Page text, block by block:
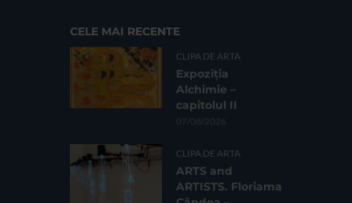
CELE MAI RECENTE
CLIPA DE ARTA
Expoziția
Alchimie –
capitolul II
07/08/2026
CLIPA DE ARTA
ARTS and
ARTISTS. Floriama